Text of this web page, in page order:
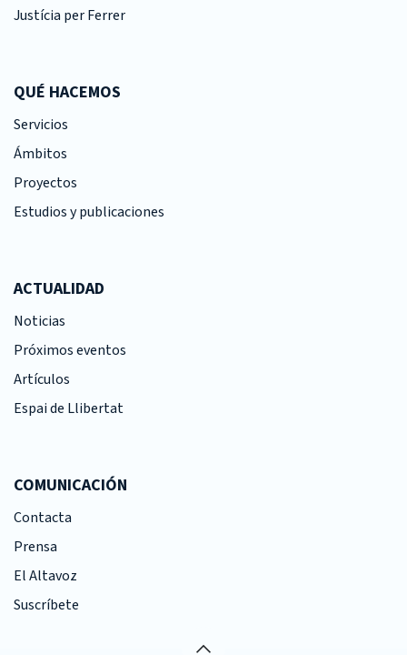
Justícia per Ferrer
QUÉ HACEMOS
Servicios
Ámbitos
Proyectos
Estudios y publicaciones
ACTUALIDAD
Noticias
Próximos eventos
Artículos
Espai de Llibertat
COMUNICACIÓN
Contacta
Prensa
El Altavoz
Suscríbete